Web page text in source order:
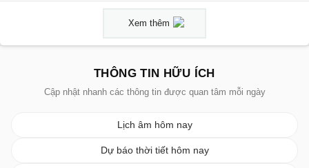
Xem thêm
THÔNG TIN HỮU ÍCH
Cập nhật nhanh các thông tin được quan tâm mỗi ngày
Lịch âm hôm nay
Dự báo thời tiết hôm nay